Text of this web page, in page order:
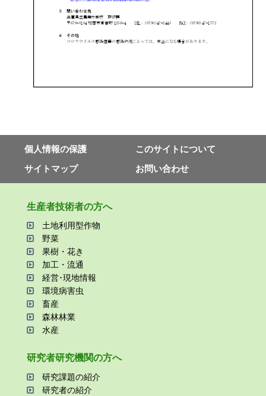
個⼈情報の保護
このサイトについて
サイトマップ
お問い合わせ
⽣産者技術者の⽅へ
⼟地利⽤型作物
野菜
果樹・花き
加⼯・流通
経営･現地情報
環境病害⾍
畜産
森林林業
⽔産
研究者研究機関の⽅へ
研究課題の紹介
研究者の紹介